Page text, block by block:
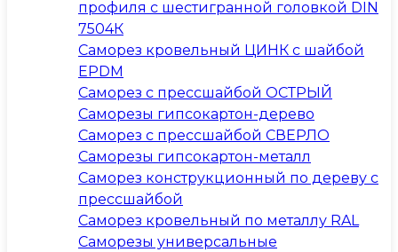
профиля с шестигранной головкой DIN
7504К
Саморез кровельный ЦИНК с шайбой
EPDM
Саморез с прессшайбой ОСТРЫЙ
Саморезы гипсокартон-дерево
Саморез с прессшайбой СВЕРЛО
Саморезы гипсокартон-металл
Саморез конструкционный по дереву с
прессшайбой
Саморез кровельный по металлу RAL
Саморезы универсальные